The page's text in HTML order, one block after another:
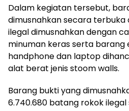
Dalam kegiatan tersebut,
dimusnahkan secara terbuka
ilegal dimusnahkan dengan
minuman keras serta
handphone dan laptop
alat berat jenis stoom walls.
Barang bukti yang
6.740.680 batang rokok